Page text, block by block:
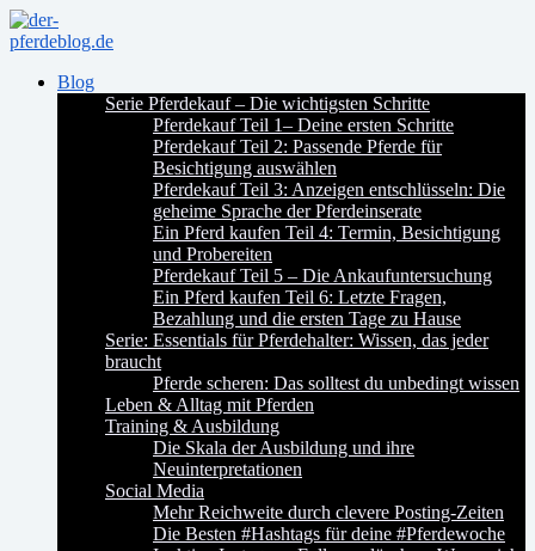
Blog
Serie Pferdekauf – Die wichtigsten Schritte
Pferdekauf Teil 1– Deine ersten Schritte
Pferdekauf Teil 2: Passende Pferde für
Besichtigung auswählen
Pferdekauf Teil 3: Anzeigen entschlüsseln: Die
geheime Sprache der Pferdeinserate
Ein Pferd kaufen Teil 4: Termin, Besichtigung
und Probereiten
Pferdekauf Teil 5 – Die Ankaufuntersuchung
Ein Pferd kaufen Teil 6: Letzte Fragen,
Bezahlung und die ersten Tage zu Hause
Serie: Essentials für Pferdehalter: Wissen, das jeder
braucht
Pferde scheren: Das solltest du unbedingt wissen
Leben & Alltag mit Pferden
Training & Ausbildung
Die Skala der Ausbildung und ihre
Neuinterpretationen
Social Media
Mehr Reichweite durch clevere Posting-Zeiten
Die Besten #Hashtags für deine #Pferdewoche